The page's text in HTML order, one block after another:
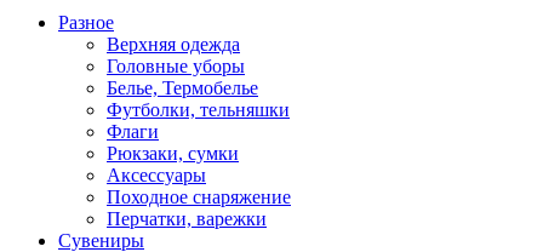
Разное
Верхняя одежда
Головные уборы
Белье, Термобелье
Футболки, тельняшки
Флаги
Рюкзаки, сумки
Аксессуары
Походное снаряжение
Перчатки, варежки
Сувениры